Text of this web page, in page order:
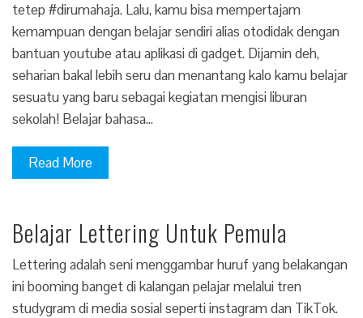
tetep #dirumahaja. Lalu, kamu bisa mempertajam
kemampuan dengan belajar sendiri alias otodidak dengan
bantuan youtube atau aplikasi di gadget. Dijamin deh,
seharian bakal lebih seru dan menantang kalo kamu belajar
sesuatu yang baru sebagai kegiatan mengisi liburan
sekolah! Belajar bahasa…
Read More
Belajar Lettering Untuk Pemula
Lettering adalah seni menggambar huruf yang belakangan
ini booming banget di kalangan pelajar melalui tren
studygram di media sosial seperti instagram dan TikTok.